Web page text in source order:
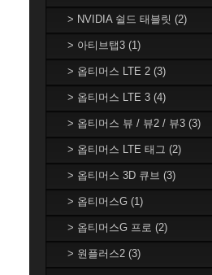
> NVIDIA 쉴드 태블릿 (2)
> 아티브탭3 (1)
> 옵티머스 LTE 2 (3)
> 옵티머스 LTE 3 (4)
> 옵티머스 뷰 / 뷰2 / 뷰3 (3)
> 옵티머스 LTE 태그 (2)
> 옵티머스 3D 큐브 (3)
> 옵티머스G (1)
> 옵티머스G 프로 (2)
> 원플러스2 (3)